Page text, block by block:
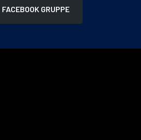
FACEBOOK GRUPPE